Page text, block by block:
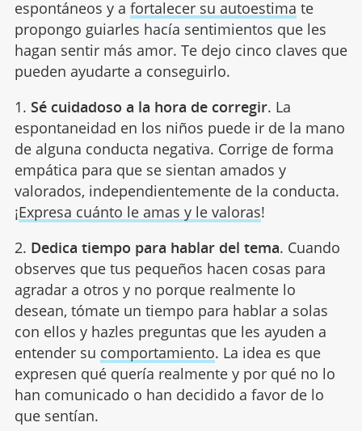
espontáneos y a fortalecer su autoestima te
propongo guiarles hacía sentimientos que les
hagan sentir más amor. Te dejo cinco claves que
pueden ayudarte a conseguirlo.
1. Sé cuidadoso a la hora de corregir. La
espontaneidad en los niños puede ir de la mano
de alguna conducta negativa. Corrige de forma
empática para que se sientan amados y
valorados, independientemente de la conducta.
¡Expresa cuánto le amas y le valoras!
2. Dedica tiempo para hablar del tema. Cuando
observes que tus pequeños hacen cosas para
agradar a otros y no porque realmente lo
desean, tómate un tiempo para hablar a solas
con ellos y hazles preguntas que les ayuden a
entender su comportamiento. La idea es que
expresen qué quería realmente y por qué no lo
han comunicado o han decidido a favor de lo
que sentían.